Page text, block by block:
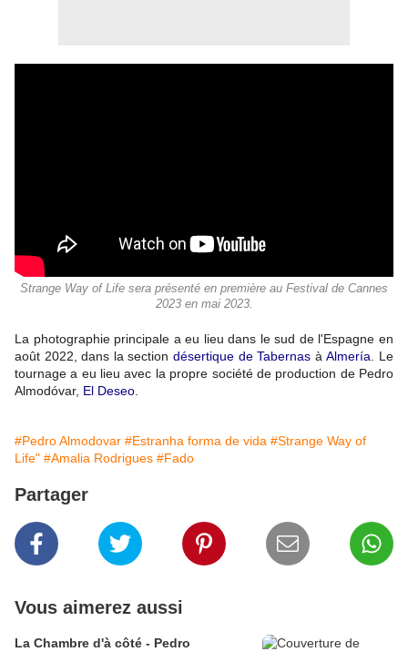
Strange Way of Life sera présenté en première au Festival de Cannes
2023 en mai 2023.
La photographie principale a eu lieu dans le sud de l'Espagne en
août 2022, dans la section désertique de Tabernas àAlmería
Le
tournage a eu lieu avec la propre société de production de Pedro
Almodóvar, El Deseo
#Pedro Almodovar #Estranha forma de vida #Strange Way of
Life" #Amalia Rodrigues #Fado
Partager
Vous aimerez aussi
La Chambre d'à côté - Pedro